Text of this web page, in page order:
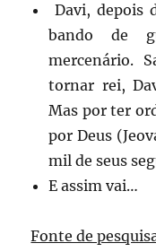
Davi, depois
bando de
mercenário.
tornar rei,
Mas por ter
por Deus
mil de seus
E assim vai…
Fonte de